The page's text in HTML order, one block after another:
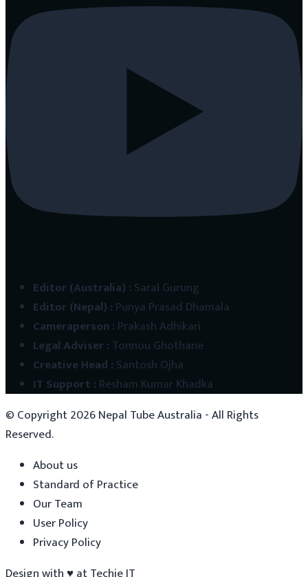
Editor (Australia) : Saral Gurung
Editor (Nepal) : Punya Prasad Dhamala
Cameraperson : Prakash Adhikari
Legal Adviser: Tonnou Ghothane
Creative Head : Santosh Ojha
IT Support : Resham Kumar Khadka
© Copyright2026Nepal Tube Australia - All Rights
Reserved.
About us
Standard of Practice
Our Team
User Policy
Privacy Policy